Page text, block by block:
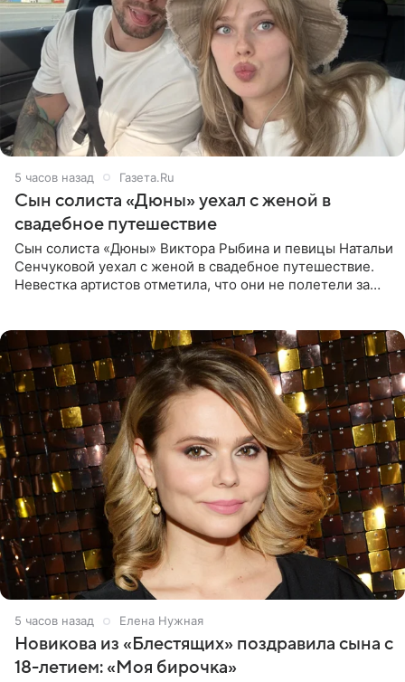
5 часов назад Газета.Ru
Сын солиста «Дюны» уехал с женой в
свадебное путешествие
Сын солиста «Дюны» Виктора Рыбина и певицы Натальи
Сенчуковой уехал с женой в свадебное путешествие.
Невестка артистов отметила, что они не полетели за
5 часов назад Елена Нужная
Новикова из «Блестящих» поздравила сына с
18-летием: «Моя бирочка»